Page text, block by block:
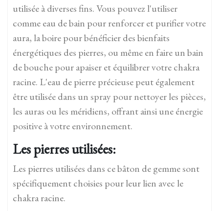
utilisée à diverses fins. Vous pouvez l'utiliser
comme eau de bain pour renforcer et purifier votre
aura, la boire pour bénéficier des bienfaits
énergétiques des pierres, ou même en faire un bain
de bouche pour apaiser et équilibrer votre chakra
racine. L'eau de pierre précieuse peut également
être utilisée dans un spray pour nettoyer les pièces,
les auras ou les méridiens, offrant ainsi une énergie
positive à votre environnement.
Les pierres utilisées:
Les pierres utilisées dans ce bâton de gemme sont
spécifiquement choisies pour leur lien avec le
chakra racine.